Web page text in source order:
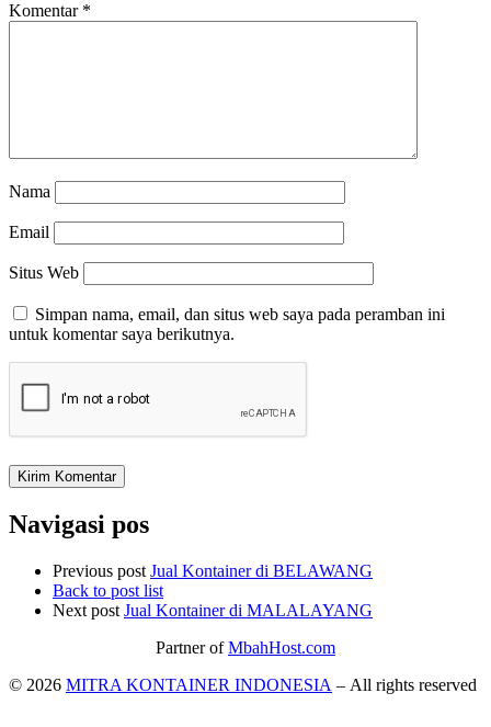
Komentar *
Nama
Email
Situs Web
Simpan nama, email, dan situs web saya pada peramban ini
untuk komentar saya berikutnya.
Navigasi pos
Previous post Jual Kontainer di BELAWANG
Back to post list
Next post Jual Kontainer di MALALAYANG
Partner ofMbahHost.com
© 2026 MITRA KONTAINER INDONESIA – All rights reserved